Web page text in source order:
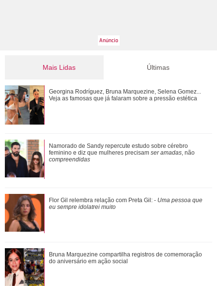
Mais Lidas
Tony Ramos faz homenagem em aniversário de Nathalia
Timberg
De galã de novelas a problemas com substâncias
químicas... Veja as polêmicas que rondam R...
Shawn Mendes, João Guilherme, Enzo Celulari... Relembre
os amores - e affairs - de Bruna Mar...
Assumidos! Kylian Mbappé abre álbum de fotos e noite de
cinema brasileiro com Ester Expósi...
Últimas
Georgina Rodríguez, Bruna Marquezine, Selena Gomez...
Veja as famosas que já falaram sobre a pressão estética
Namorado de Sandy repercute estudo sobre cérebro
feminino e diz que mulheres precisam ser amadas, não
compreendidas
Flor Gil relembra relação com Preta Gil: - Uma pessoa que
eu sempre idolatrei muito
Bruna Marquezine compartilha registros de comemoração
do aniversário em ação social